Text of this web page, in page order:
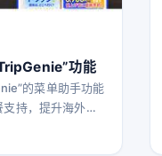
功能
的菜单助手功能
持，提升海外旅